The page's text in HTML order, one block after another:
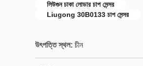
লিউগুন চাকা লোডার চাপ সেন্সর
Liugong 30B0133 চাপ সেন্সর
উৎপত্তি স্থল: চীন